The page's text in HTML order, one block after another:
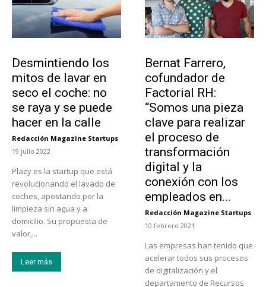
Desmintiendo los
mitos de lavar en
seco el coche: no
se raya y se puede
hacer en la calle
Redacción Magazine Startups
-
19 julio 2022
Plazy es la startup que está
revolucionando el lavado de
coches, apostando por la
limpieza sin agua y a
domicilio. Su propuesta de
valor,...
Leer más
Bernat Farrero,
cofundador de
Factorial RH:
“Somos una pieza
clave para realizar
el proceso de
transformación
digital y la
conexión con los
empleados en...
Redacción Magazine Startups
-
10 febrero 2021
Las empresas han tenido que
acelerar todos sus procesos
de digitalización y el
departamento de Recursos